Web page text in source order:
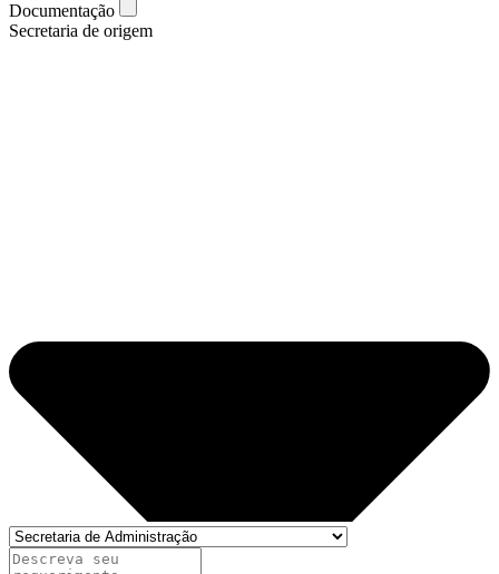
Documentação
Secretaria de origem